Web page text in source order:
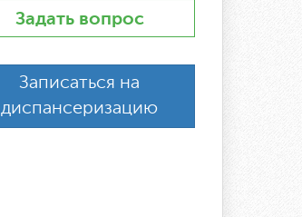
Задать вопрос
Записаться на
диспансеризацию